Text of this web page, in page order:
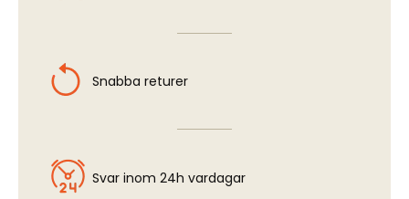
Snabba returer
Svar inom 24h vardagar